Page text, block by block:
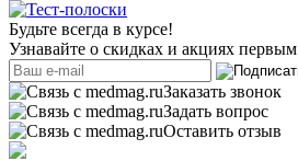
Будьте всегда в курсе!
Узнавайте о скидках и акциях первым
Заказать звонок
Задать вопрос
Оставить отзыв